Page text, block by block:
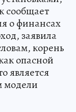
сообщает
о финансах
заявила
корень
опасной
является
модели